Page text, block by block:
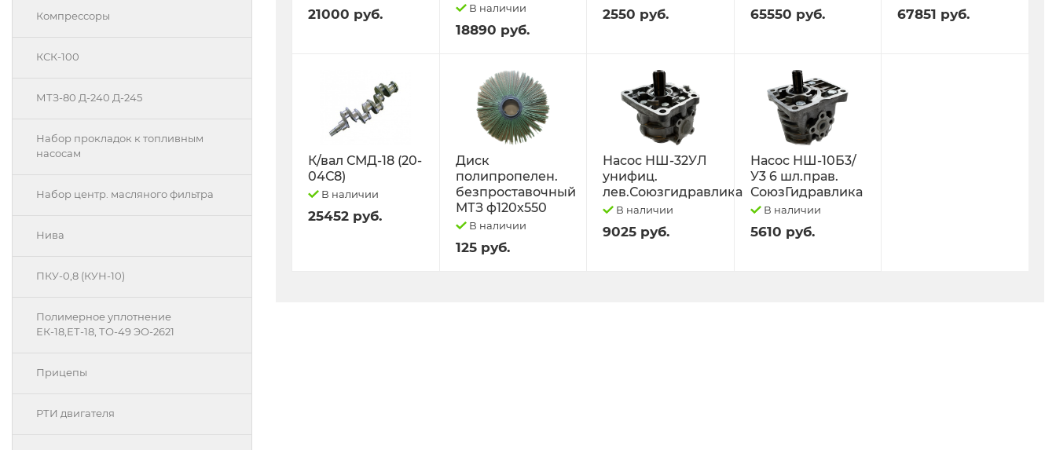
Компрессоры
КСК-100
МТЗ-80 Д-240 Д-245
Набор прокладок к топливным
насосам
Набор центр. масляного фильтра
Нива
ПКУ-0,8 (КУН-10)
Полимерное уплотнение
ЕК-18,ЕТ-18, ТО-49 ЭО-2621
Прицепы
РТИ двигателя
21000 руб. В наличии
18890 руб.
2550 руб. 65550 руб. 67851 руб.
К/вал СМД-18 (20-
04С8)
В наличии
25452 руб.
Диск
полипропелен.
безпроставочный
МТЗ ф120х550
В наличии
125 руб.
Насос НШ-32УЛ
унифиц.
лев.Союзгидравлика
В наличии
9025 руб.
Насос НШ-10Б3/
У3 6 шл.прав.
СоюзГидравлика
В наличии
5610 руб.